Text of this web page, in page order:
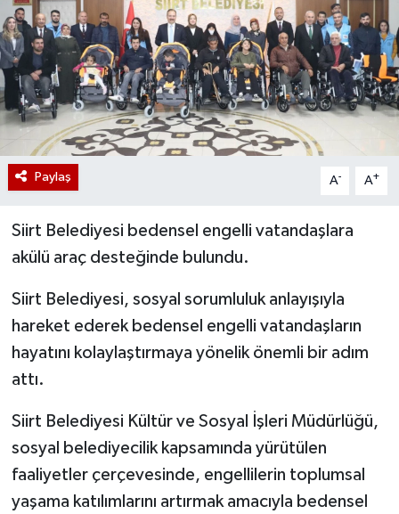
Paylaş A- A+
Siirt Belediyesi bedensel engelli vatandaşlara
akülü araç desteğinde bulundu.
Siirt Belediyesi, sosyal sorumluluk anlayışıyla
hareket ederek bedensel engelli vatandaşların
hayatını kolaylaştırmaya yönelik önemli bir adım
attı.
Siirt Belediyesi Kültür ve Sosyal İşleri Müdürlüğü,
sosyal belediyecilik kapsamında yürütülen
faaliyetler çerçevesinde, engellilerin toplumsal
yaşama katılımlarını artırmak amacıyla bedensel